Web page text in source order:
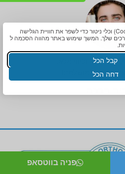
אנו עושים שימוש בעוגיות (Cookies) וכלי ניטור כדי לשפר את חוויית הגלישה
שלך. המשך שימוש באתר מהווה הסכמה ל
קבל הכל
דחה הכל
יחס אדיב וליווי מלא.
התאמה מושלמת!
פניה בווטסאפ